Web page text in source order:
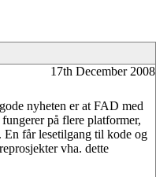
17th December 2008
nyheten er at FAD med
på flere platformer,
. En får lesetilgang til kode og
vha. dette